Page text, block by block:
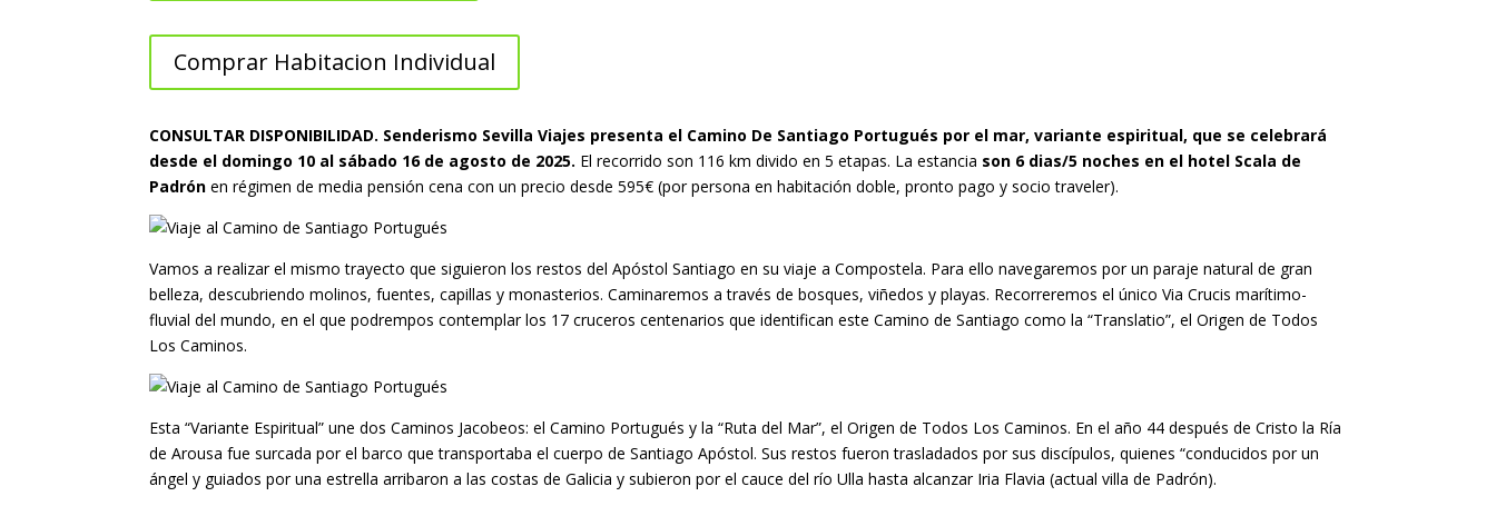
Comprar Habitacion Individual
CONSULTAR DISPONIBILIDAD. Senderismo Sevilla Viajes presenta el Camino De Santiago Portugués por el mar, variante espiritual, que se celebrará
desde el domingo 10 al sábado 16 de agosto de 2025. El recorrido son 116 km divido en 5 etapas. La estancia son 6 dias/5 noches en el hotel Scala de
Padrón en régimen de media pensión cena con un precio desde 595€ (por persona en habitación doble, pronto pago y socio traveler).
Vamos a realizar el mismo trayecto que siguieron los restos del Apóstol Santiago en su viaje a Compostela. Para ello navegaremos por un paraje natural de gran
belleza, descubriendo molinos, fuentes, capillas y monasterios. Caminaremos a través de bosques, viñedos y playas. Recorreremos el único Via Crucis marítimo-
fluvial del mundo, en el que podrempos contemplar los 17 cruceros centenarios que identifican este Camino de Santiago como la “Translatio”, el Origen de Todos
Los Caminos.
Esta “Variante Espiritual” une dos Caminos Jacobeos: el Camino Portugués y la “Ruta del Mar”, el Origen de Todos Los Caminos. En el año 44 después de Cristo la Ría
de Arousa fue surcada por el barco que transportaba el cuerpo de Santiago Apóstol. Sus restos fueron trasladados por sus discípulos, quienes “conducidos por un
ángel y guiados por una estrella arribaron a las costas de Galicia y subieron por el cauce del río Ulla hasta alcanzar Iria Flavia (actual villa de Padrón).